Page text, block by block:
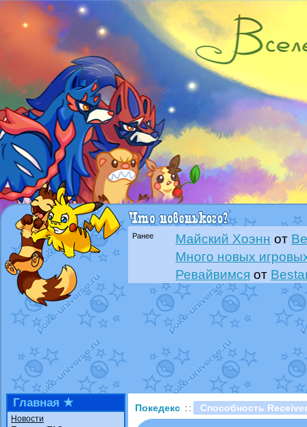
Ранее Майский Хоэнн от
Много новых
Ревайвимся от
Всё, трындец
Технические
доброе утро славяне
Йолда и Мимикью
от
Недовольный
The Dark Wishmaker
шадоу спиритомбот
траббишот
Главная ★
Новости
Покедекс : : Способность Receiver